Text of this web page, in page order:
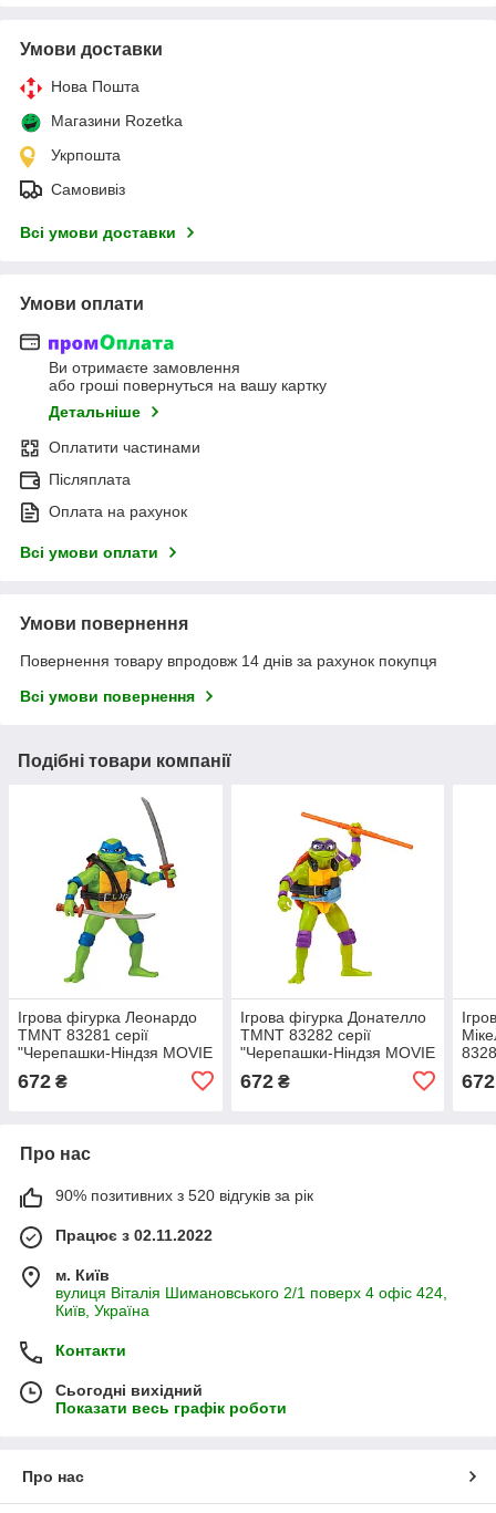
Умови доставки
Нова Пошта
Магазини Rozetka
Укрпошта
Самовивіз
Всі умови доставки
Умови оплати
Ви отримаєте замовлення
або гроші повернуться на вашу картку
Детальніше
Оплатити частинами
Післяплата
Оплата на рахунок
Всі умови оплати
Умови повернення
Повернення товару впродовж 14 днів за рахунок покупця
Всі умови повернення
Подібні товари компанії
Ігрова фігурка Леонардо
TMNT 83281 серії
"Черепашки-Ніндзя MOVIE
672 ₴
Ігрова фігурка Донателло
TMNT 83282 серії
"Черепашки-Ніндзя MOVIE
672₴ 672
Про нас
90% позитивних з 520 відгуків за рік
Працює з 02.11.2022
м. Київ
вулиця Віталія Шимановського 2/1 поверх 4 офіс 424,
Київ, Україна
Контакти
Сьогодні вихідний
Показати весь графік роботи
Про нас